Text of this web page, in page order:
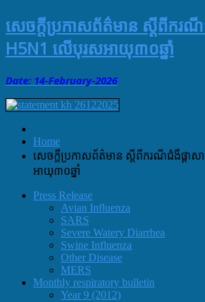
សេចក្តីប្រកាសព័ត៌មាន ស្តីពីករ
H5N1 លើបុរសអាយុ៣០ឆ្នាំ
Date: 14-February-2026
Home
សេចក្តីប្រកាសព័ត៌មាន ស្តីពីករណីជំងឺផ្តា
អាយុ៣០ឆ្នាំ
Press Release
Avian Influenza
SARS
Severe Watery Diarrhea
Swine Influenza
Other Disease
MERS
Monthly respiratory bulletin
Year 9 (2012)